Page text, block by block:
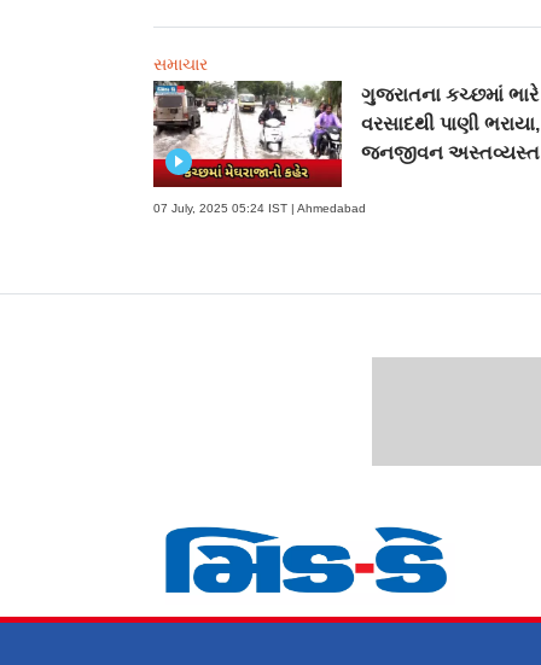
સમાચાર
ગુજરાતના કચ્છમાં ભારે
વરસાદથી પાણી ભરાયા,
જનજીવન અસ્તવ્યસ્ત
07 July, 2025 05:24 IST | Ahmedabad